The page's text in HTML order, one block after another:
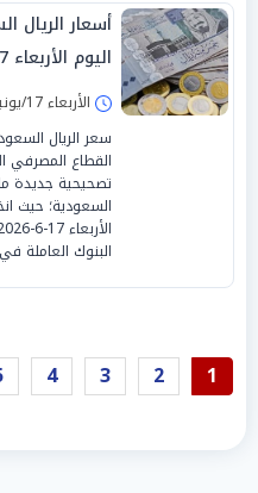
أسعار الريال
اليوم الأربعاء 17-6-2026
الأربعاء 17/يونيو/2026 - 11:00 ص
سعر الريال
القطاع المصرفي
تصحيحية جديدة
السعودية؛ حيث
البنوك العاملة
1
2
3
4